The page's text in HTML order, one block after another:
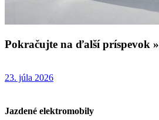
Pokračujte na ďalší príspevok »
23. júla 2026
Jazdené elektromobily